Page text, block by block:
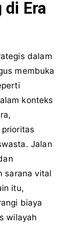
di Era
dalam
membuka
konteks
Jalan
sarana vital
itu,
biaya
wilayah